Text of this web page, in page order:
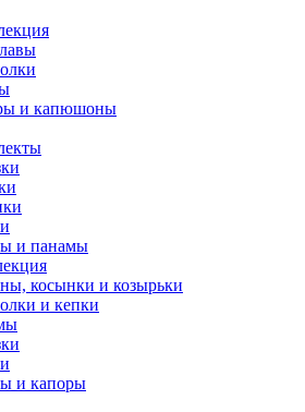
и капюшоны
и панамы
косынки и козырьки
и кепки
и капоры